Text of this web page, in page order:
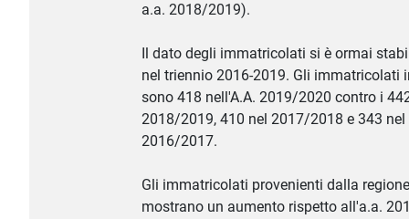
a.a. 2018/2019).
Il dato degli immatricolati si è ormai
nel triennio 2016-2019. Gli immatricolati
sono 418 nell'A.A. 2019/2020 contro i
2018/2019, 410 nel 2017/2018 e 343 nel
2016/2017.
Gli immatricolati provenienti dalla
mostrano un aumento rispetto all'a.a.